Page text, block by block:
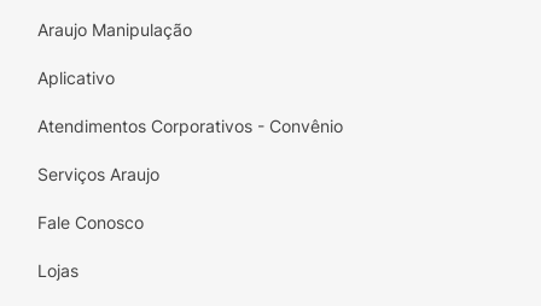
Araujo Manipulação
Aplicativo
Atendimentos Corporativos - Convênio
Serviços Araujo
Fale Conosco
Lojas